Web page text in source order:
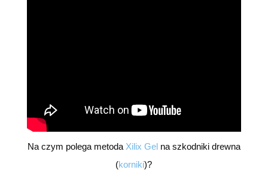
Na czym polega metoda Xilix Gelna szkodniki drewna
(korniki)?